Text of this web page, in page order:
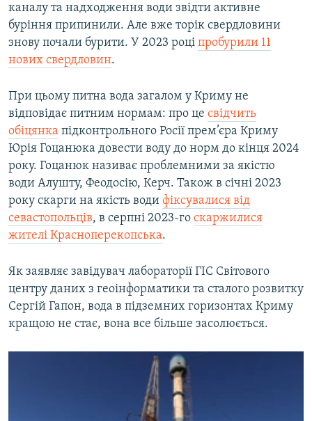
каналу та надходження води звідти активне
буріння припинили. Але вже торік свердловини
знову почали бурити. У 2023 році пробурили 11
нових свердловин.
При цьому питна вода загалом у Криму не
відповідає питним нормам: про це свідчить
обіцянка підконтрольного Росії прем’єра Криму
Юрія Гоцанюка довести воду до норм до кінця 2024
року. Гоцанюк називає проблемними за якістю
води Алушту, Феодосію, Керч. Також в січні 2023
року скарги на якість води фіксувалися від
севастопольців, в серпні 2023-го скаржилися
жителі Красноперекопська.
Як заявляє завідувач лабораторії ГІС Світового
центру даних з геоінформатики та сталого розвитку
Сергій Гапон, вода в підземних горизонтах Криму
кращою не стає, вона все більше засолюється.